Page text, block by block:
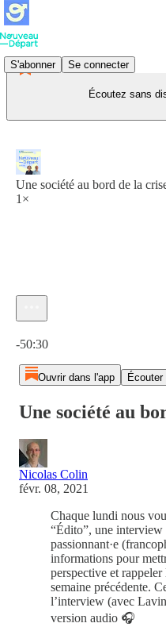
S'abonner Se connecter
Écoutez sans
Une société au bord de la
1×
-50:30
Ouvrir dans l'app
Une société au
Nicolas Colin
févr. 08, 2021
Chaque lundi nous
“Édito”, une interview
passionnant·e
informations pour
perspective et
semaine précédente.
l’interview (avec
version audio 🎧